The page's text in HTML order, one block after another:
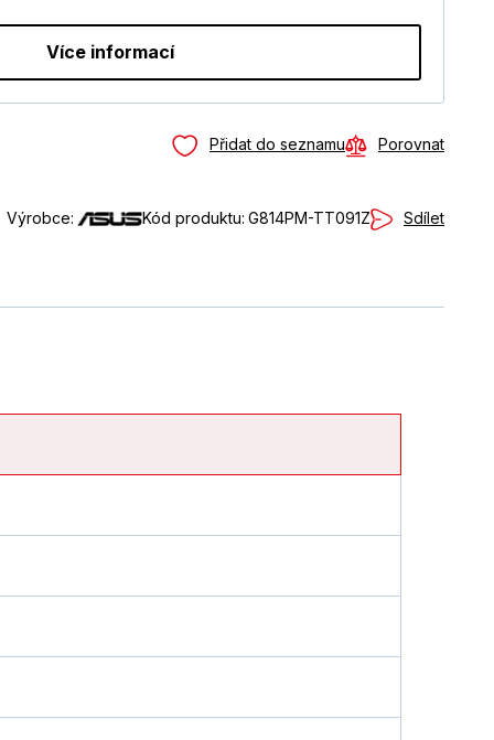
Více informací
Přidat do seznamu Porovnat
Výrobce: Kód produktu: G814PM-TT091Z Sdílet